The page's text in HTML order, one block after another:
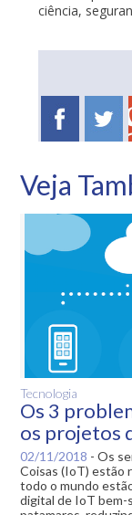
ciência,
Veja
Tecnologia
Os 3
os projetos
02/11/2018 -Os
Coisas (IoT) estão
todo o mundo
digital de IoT bem-